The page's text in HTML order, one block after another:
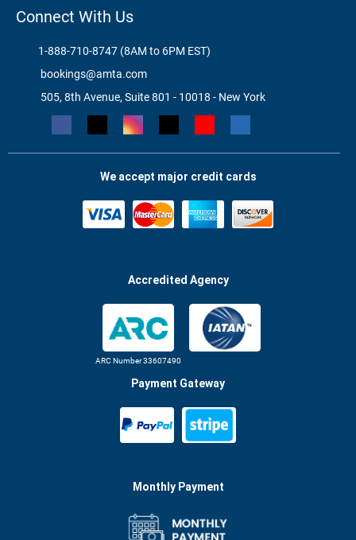
Connect With Us
1-888-710-8747 (8AM to 6PM EST)
bookings@amta.com
505, 8th Avenue, Suite 801 - 10018 - New York
We accept major credit cards
Accredited Agency
ARC Number 33607490
Payment Gateway
Monthly Payment